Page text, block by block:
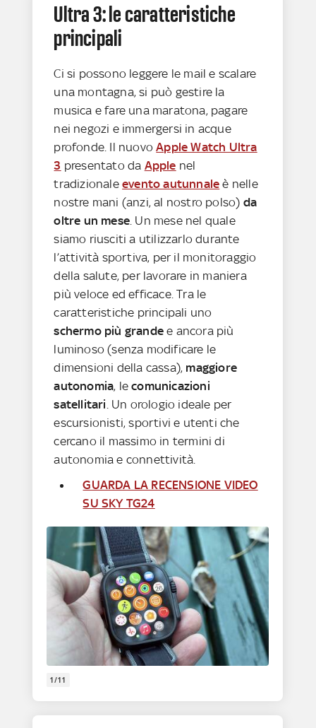
Ultra 3: le caratteristiche
principali
Ci si possono leggere le mail e scalare
una montagna, si può gestire la
musica e fare una maratona, pagare
nei negozi e immergersi in acque
profonde. Il nuovoApple Watch Ultra
3 presentato da Apple nel
tradizionaleevento autunnale è nelle
nostre mani (anzi, al nostro polso) da
oltre un mese . Un mese nel quale
siamo riusciti a utilizzarlo durante
l’attività sportiva, per il monitoraggio
della salute, per lavorare in maniera
più veloce ed efficace. Tra le
caratteristiche principali uno
schermo più grande e ancora più
luminoso (senza modificare le
dimensioni della cassa), maggiore
autonomia, lecomunicazioni
satellitari . Un orologio ideale per
escursionisti, sportivi e utenti che
cercano il massimo in termini di
autonomia e connettività.
GUARDA LA RECENSIONE VIDEO
SU SKY TG24
1/11